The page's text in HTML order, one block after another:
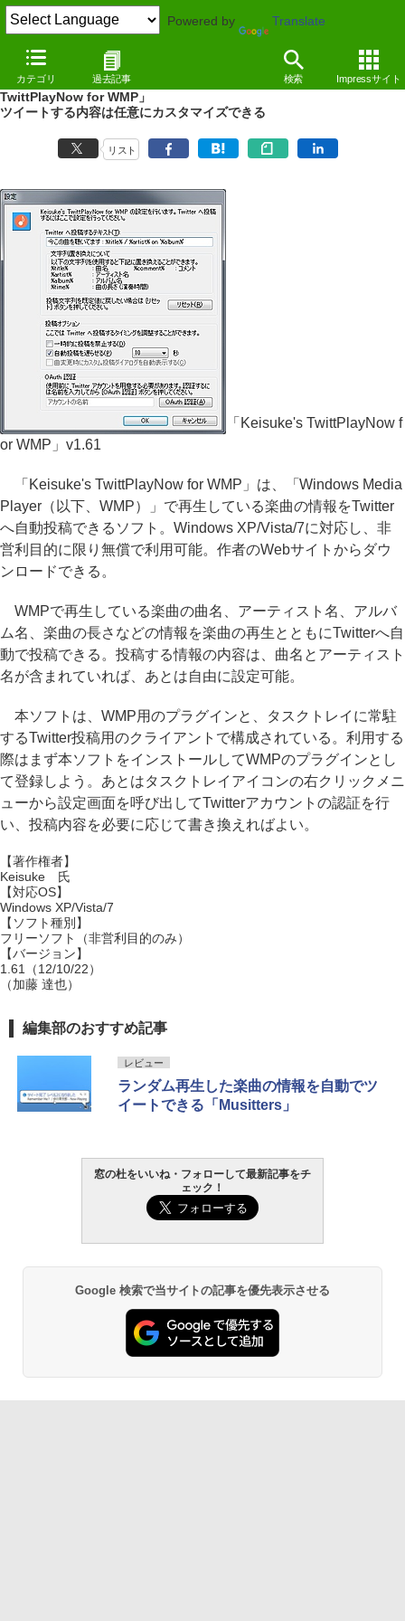
Powered by Translate
カテゴリ 過去記事 検索 Impressサイト
REVIEW
（12/10/25）
Windows Media Playerで再生中の楽曲をツイート「Keisuke's
TwittPlayNow for WMP」
ツイートする内容は任意にカスタマイズできる
リスト
「Keisuke's TwittPlayNow f
or WMP」v1.61
「Keisuke's TwittPlayNow for WMP」は、「Windows Media
Player（以下、WMP）」で再生している楽曲の情報をTwitter
へ自動投稿できるソフト。Windows XP/Vista/7に対応し、非
営利目的に限り無償で利用可能。作者のWebサイトからダウ
ンロードできる。
WMPで再生している楽曲の曲名、アーティスト名、アルバ
ム名、楽曲の長さなどの情報を楽曲の再生とともにTwitterへ自
動で投稿できる。投稿する情報の内容は、曲名とアーティスト
名が含まれていれば、あとは自由に設定可能。
本ソフトは、WMP用のプラグインと、タスクトレイに常駐
するTwitter投稿用のクライアントで構成されている。利用する
際はまず本ソフトをインストールしてWMPのプラグインとし
て登録しよう。あとはタスクトレイアイコンの右クリックメニ
ューから設定画面を呼び出してTwitterアカウントの認証を行
い、投稿内容を必要に応じて書き換えればよい。
【著作権者】
Keisuke 氏
【対応OS】
Windows XP/Vista/7
【ソフト種別】
フリーソフト（非営利目的のみ）
【バージョン】
1.61（12/10/22）
（加藤 達也）
編集部のおすすめ記事
レビュー
ランダム再生した楽曲の情報を自動でツ
イートできる「Musitters」
窓の杜をいいね・フォローして最新記事をチ
ェック！
Google 検索で当サイトの記事を優先表示させる